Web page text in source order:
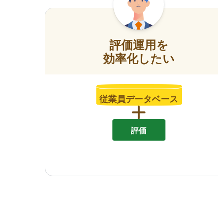
評価運用を
効率化したい
従業員データベース
評価